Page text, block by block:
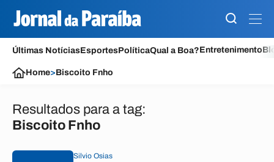
Últimas NotíciasEsportesPolíticaQual a Boa?Entretenimento
Home>Biscoito Fnho
Resultados para a tag:
Biscoito Fnho
Silvio Osias